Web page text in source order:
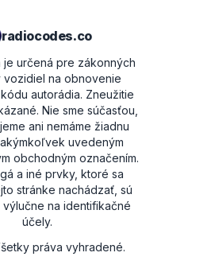
radiocodes.co
je určená pre zákonných
vozidiel na obnovenie
autorádia. Zneužitie
Nie sme súčasťou,
ani nemáme žiadnu
uvedeným
obchodným označením.
a iné prvky, ktoré sa
stránke nachádzať, sú
na identifikačné
účely.
práva vyhradené.